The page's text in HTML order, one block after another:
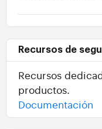
Recursos de
Recursos
productos.
Documentación